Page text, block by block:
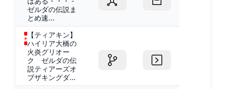
ゼルダの伝説ま
とめ速...
【ティアキン】
ハイリア大橋の
火炎グリオー
ク ゼルダの伝
説ティアーズオ
ブザキングダ...